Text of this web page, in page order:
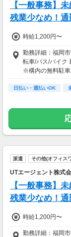
【一般事務】
残業少なめ！
時給1,200円〜
勤務詳細：福岡
転車/バス/バイク
※構内の無料駐
ら徒歩2～3分程度
日払い・週払いOK
派遣 その他(オフィス
UTエージェント株式
【一般事務】
残業少なめ！
時給1,200円〜
勤務詳細：福岡